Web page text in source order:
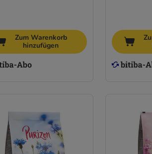
Zum Warenkorb
hinzufügen